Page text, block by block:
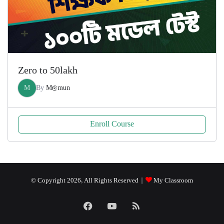
Zero to 50lakh
M By M@mun
Enroll Course
© Copyright 2026, All Rights Reserved | My Classroom
FacebookYouTubeRSS